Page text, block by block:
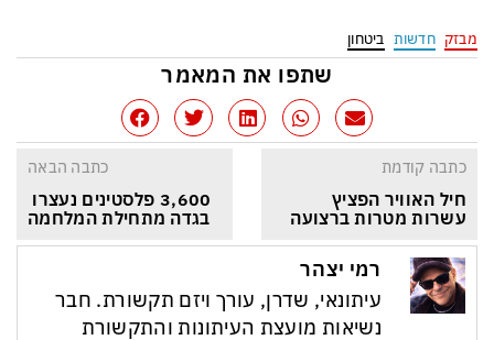
מבזק חדשות ביטחון
שתפו את המאמר
כתבה קודמת
חיל האוויר הפציץ
עשרות מטרות ברצועה
כתבה הבאה
3,600 פלסטינים נעצרו
בגדה מתחילת המלחמה
רמי יצהר
עיתונאי, שדרן, עורך ויזם תקשורת. חבר
נשיאות מועצת העיתונות והתקשורת